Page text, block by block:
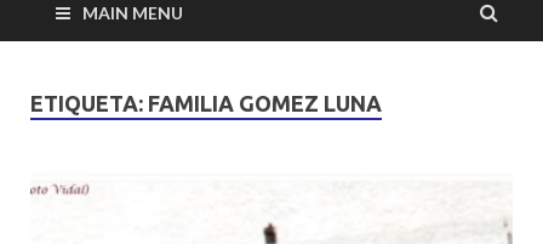
MAIN MENU
ETIQUETA: FAMILIA GOMEZ LUNA